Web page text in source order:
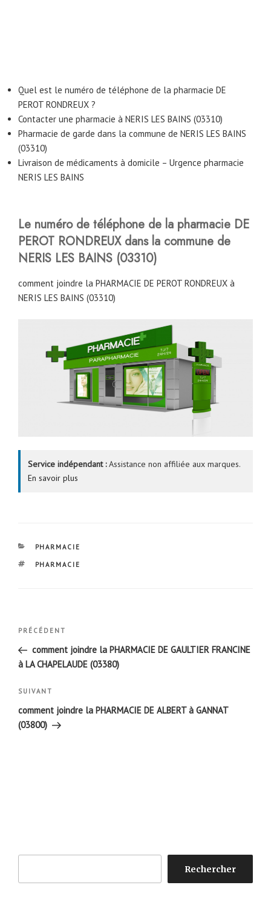
Quel est le numéro de téléphone de la pharmacie DE
PEROT RONDREUX ?
Contacter une pharmacie à NERIS LES BAINS (03310)
Pharmacie de garde dans la commune de NERIS LES BAINS
(03310)
Livraison de médicaments à domicile – Urgence pharmacie
NERIS LES BAINS
Le numéro de téléphone de la pharmacie DE
PEROT RONDREUX dans la commune de
NERIS LES BAINS (03310)
comment joindre la PHARMACIE DE PEROT RONDREUX à
NERIS LES BAINS (03310)
Service indépendant :Assistance non affiliée aux marques.
En savoir plus
CATÉGORIES
PHARMACIE
ÉTIQUETTES
PHARMACIE
Navigation
l’article
Article
précédent
PRÉCÉDENT
comment joindre la PHARMACIE DE GAULTIER FRANCINE
à LA CHAPELAUDE (03380)
Article
suivant
SUIVANT
comment joindre la PHARMACIE DE ALBERT à GANNAT
(03800)
Rechercher